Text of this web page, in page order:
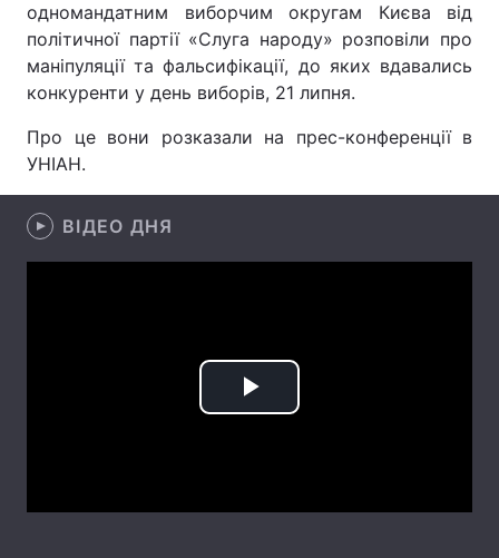
Головна Війна
Економіка
Спорт
Техно і зв'язок Лайт
Туризм
Погода
одномандатним виборчим округам Києва від
політичної партії «Слуга народу» розповіли про
маніпуляції та фальсифікації, до яких вдавались
конкуренти у день виборів, 21 липня.
Про це вони розказали на прес-конференції в
УНІАН.
ВІДЕО ДНЯ
Play